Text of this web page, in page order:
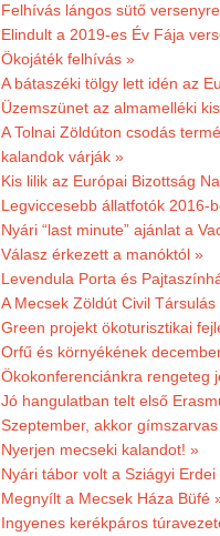
Felhívás lángos sütő
Elindult a 2019-es Év Fája
Ökojáték felhívás »
A bátaszéki tölgy lett idén az
Üzemszünet az almamelléki
A Tolnai Zöldúton csodás
kalandok várják »
Kis lilik az Európai Bizottság
Legviccesebb állatfotók 2016-
Nyári “last minute” ajánlat a
Válasz érkezett a manóktól »
Levendula Porta és
A Mecsek Zöldút Civil
Green projekt ökoturisztikai
Orfű és környékének
Ökokonferenciánkra rengeteg
Jó hangulatban telt első
Szeptember, akkor
Nyerjen mecseki kalandot! »
Nyári tábor volt a Sziágyi
Megnyílt a Mecsek Háza Büfé
Ingyenes kerékpáros